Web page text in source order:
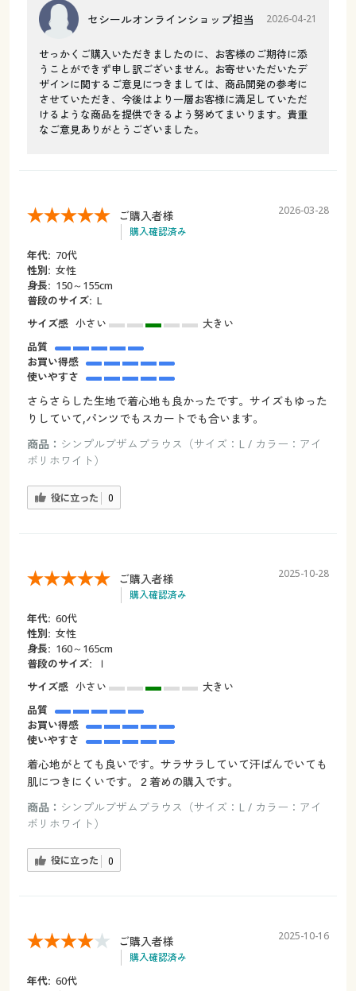
セシールオンラインショップ担当 2026-04-21
せっかくご購入いただきましたのに、お客様のご期待に添
うことができず申し訳ございません。お寄せいただいたデ
ザインに関するご意見につきましては、商品開発の参考に
させていただき、今後はより一層お客様に満足していただ
けるような商品を提供できるよう努めてまいります。貴重
なご意見ありがとうございました。
ご購入者様
購入確認済み
2026-03-28
年代: 70代
性別: 女性
身長: 150～155cm
普段のサイズ: L
サイズ感 小さい
大きい
品質
お買い得感
使いやすさ
さらさらした生地で着心地も良かったです。サイズもゆった
りしていて,パンツでもスカートでも合います。
商品： シンプルブザムブラウス（サイズ：L / カラー：アイ
ボリホワイト）
役に立った 0
ご購入者様
購入確認済み
2025-10-28
年代: 60代
性別: 女性
身長: 160～165cm
普段のサイズ:
ｌ
サイズ感 小さい
大きい
品質
お買い得感
使いやすさ
着心地がとても良いです。サラサラしていて汗ばんでいても
肌につきにくいです。２着めの購入です。
商品： シンプルブザムブラウス（サイズ：L / カラー：アイ
ボリホワイト）
役に立った 0
ご購入者様
購入確認済み
2025-10-16
年代: 60代